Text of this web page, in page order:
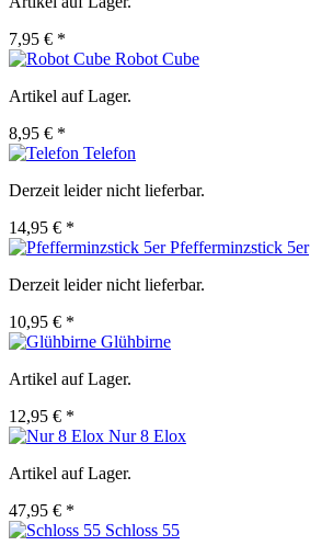
7,95 € *
Robot Cube
Artikel auf Lager.
8,95 € *
Telefon
Derzeit leider nicht lieferbar.
14,95 € *
Pfefferminzstick 5er
Derzeit leider nicht lieferbar.
10,95 € *
Glühbirne
Artikel auf Lager.
12,95 € *
Nur 8 Elox
Artikel auf Lager.
47,95 € *
Schloss 55